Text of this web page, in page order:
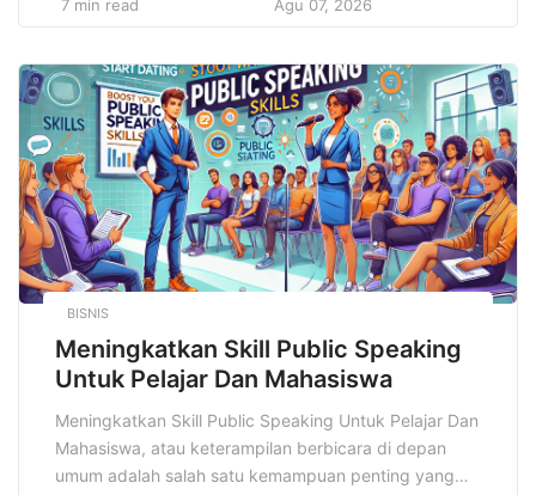
mengenai kesehatan tubuh dan mental, kita memiliki
kehidupan yang lebih sehat, lebih bugar, dan lebih
seimbang. Di era digital ini, informasi mengenai gaya
hidup […]
7 min read Agu 07, 2026
BISNIS
Meningkatkan Skill Public Speaking
Untuk Pelajar Dan Mahasiswa
Meningkatkan Skill Public Speaking Untuk Pelajar Dan
Mahasiswa, atau keterampilan berbicara di depan
umum adalah salah satu kemampuan penting yang